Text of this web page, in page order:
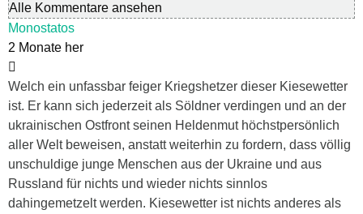
Alle Kommentare ansehen
Monostatos
2 Monate her
Welch ein unfassbar feiger Kriegshetzer dieser Kiesewetter
ist. Er kann sich jederzeit als Söldner verdingen und an der
ukrainischen Ostfront seinen Heldenmut höchstpersönlich
aller Welt beweisen, anstatt weiterhin zu fordern, dass völlig
unschuldige junge Menschen aus der Ukraine und aus
Russland für nichts und wieder nichts sinnlos
dahingemetzelt werden. Kiesewetter ist nichts anderes als